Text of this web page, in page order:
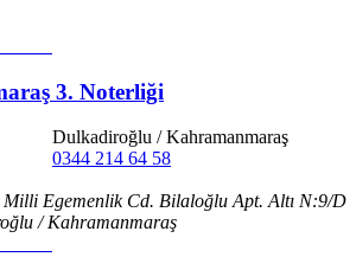
3. Noterliği
Dulkadiroğlu /Kahramanmaraş
0344 214 64 58
Milli Egemenlik Cd. Bilaloğlu Apt. Altı N:9/D
/ Kahramanmaraş